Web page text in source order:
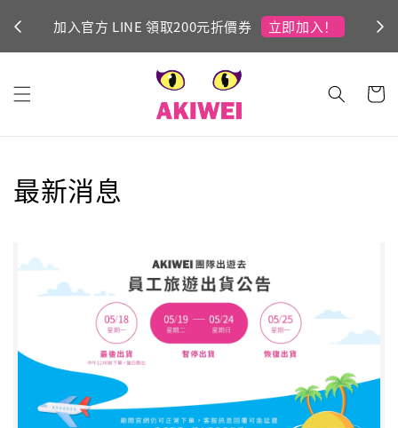
加入官方 LINE 領取200元折價券 立即加入！
最新消息